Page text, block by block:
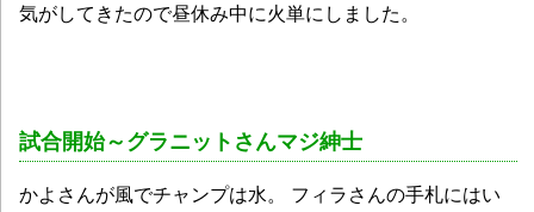
気がしてきたので昼休み中に火単にしました。
試合開始～グラニットさんマジ紳士
かよさんが風でチャンプは水。 フィラさんの手札にはい